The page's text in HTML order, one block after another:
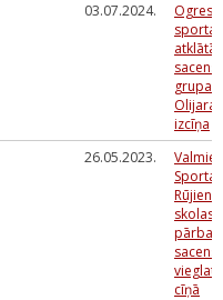
03.07.2024.
Ogres
sporta
atklātās
grupai
Olijara
izcīņa
26.05.2023.
Sporta
skolas
cīņā